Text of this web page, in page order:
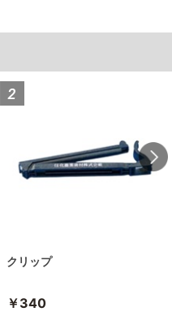
クリップ
￥340